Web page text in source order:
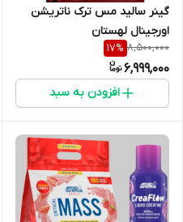
گینر سالید مس ترک ناتریشن
اورجینال لهستان
8,500,000
17%
6,999,000
افزودن به سبد